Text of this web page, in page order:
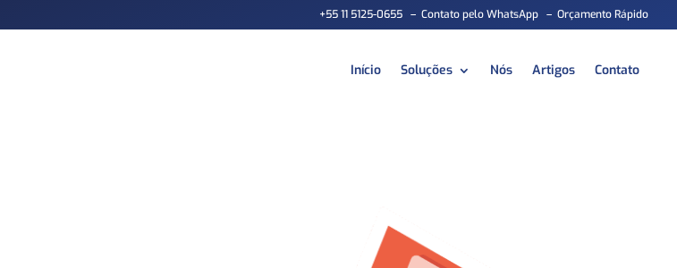
+55 11 5125-0655 – Contato pelo WhatsApp – Orçamento Rápido
Início Soluções Nós Artigos Contato